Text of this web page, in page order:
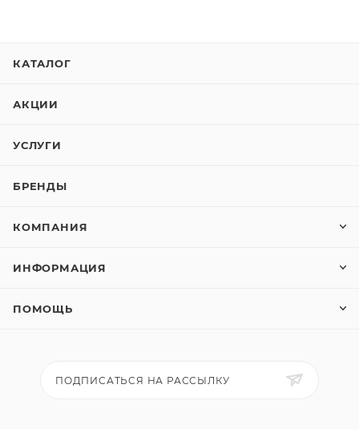
КАТАЛОГ
АКЦИИ
УСЛУГИ
БРЕНДЫ
КОМПАНИЯ
ИНФОРМАЦИЯ
ПОМОЩЬ
ПОДПИСАТЬСЯ НА РАССЫЛКУ